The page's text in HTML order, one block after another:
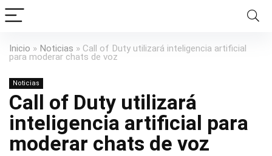
Inicio » Noticias » Call of Duty utilizará inteligencia artificial
para moderar chats de voz
Noticias
Call of Duty utilizará
inteligencia artificial para
moderar chats de voz